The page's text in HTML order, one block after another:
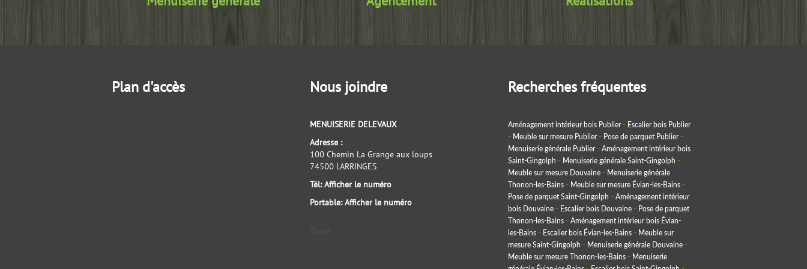
Plan d'accès Nous joindre
MENUISERIE DELEVAUX
Adresse :
100 Chemin La Grange aux loups
74500 LARRINGES
Tél: Afficher le numéro
Portable: Afficher le numéro
Recherches fréquentes
Aménagement intérieur bois Publier
Escalier bois Publier
Meuble sur mesure Publier
Pose de parquet Publier
Menuiserie générale Publier
Aménagement intérieur bois
Saint-Gingolph
Menuiserie générale Saint-Gingolph
Meuble sur mesure Douvaine
Menuiserie générale
Thonon-les-Bains
Meuble sur mesure Évian-les-Bains
Pose de parquet Saint-Gingolph
Aménagement intérieur
bois Douvaine
Escalier bois Douvaine
Pose de parquet
Thonon-les-Bains
Aménagement intérieur bois Évian-
les-Bains
Escalier bois Évian-les-Bains
Meuble sur
mesure Saint-Gingolph
Menuiserie générale Douvaine
Meuble sur mesure Thonon-les-Bains
Menuiserie